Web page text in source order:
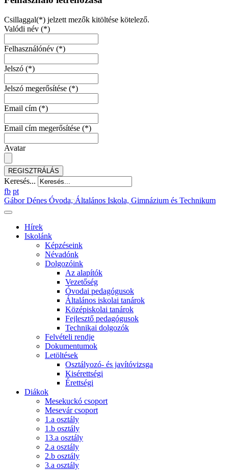
Csillaggal(*) jelzett mezők kitöltése kötelező.
Valódi név (*)
Felhasználónév (*)
Jelszó (*)
Jelszó megerősítése (*)
Email cím (*)
Email cím megerősítése (*)
Avatar
REGISZTRÁLÁS
Keresés...
fb pt
Gábor Dénes Óvoda, Általános Iskola, Gimnázium és Technikum
Hírek
Iskolánk
Képzéseink
Névadónk
Dolgozóink
Az alapítók
Vezetőség
Óvodai pedagógusok
Általános iskolai tanárok
Középiskolai tanárok
Fejlesztő pedagógusok
Technikai dolgozók
Felvételi rendje
Dokumentumok
Letöltések
Osztályozó- és javítóvizsga
Kisérettségi
Érettségi
Diákok
Mesekuckó csoport
Mesevár csoport
1.a osztály
1.b osztály
13.a osztály
2.a osztály
2.b osztály
3.a osztály